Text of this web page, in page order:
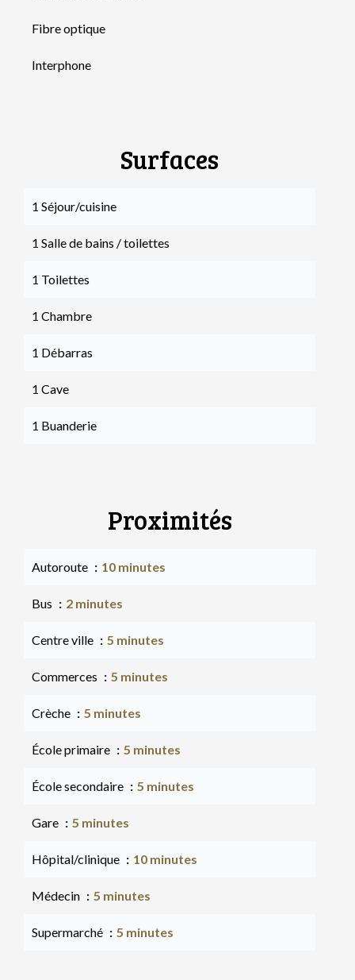
Fibre optique
Interphone
Surfaces
1 Séjour/cuisine
1 Salle de bains / toilettes
1 Toilettes
1 Chambre
1 Débarras
1 Cave
1 Buanderie
Proximités
Autoroute 10 minutes
Bus 2 minutes
Centre ville 5 minutes
Commerces 5 minutes
Crèche 5 minutes
École primaire 5 minutes
École secondaire 5 minutes
Gare 5 minutes
Hôpital/clinique 10 minutes
Médecin 5 minutes
Supermarché 5 minutes